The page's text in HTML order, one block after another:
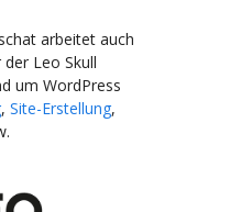
arbeitet auch
Leo Skull
um WordPress
, Site-Erstellung,